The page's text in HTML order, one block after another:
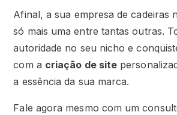
Afinal, a sua empresa de cadeiras
só mais uma entre tantas outras.
autoridade no seu nicho e
com a criação de site
a essência da sua marca.
Fale agora mesmo com um